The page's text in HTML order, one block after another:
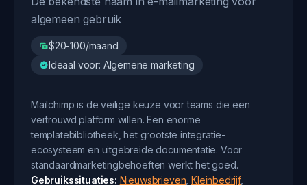
algemeen gebruik
$20-100/maand
Ideaal voor: Algemene marketing
Mailchimp is de veilige keuze voor teams die een
vertrouwd platform willen. Een enorme
templatebibliotheek, het grootste integratie-
ecosysteem en uitgebreide documentatie. Voor
standaardmarketingbehoeften werkt het goed.
Gebruikssituaties: Nieuwsbrieven ,Kleinbedrijf,